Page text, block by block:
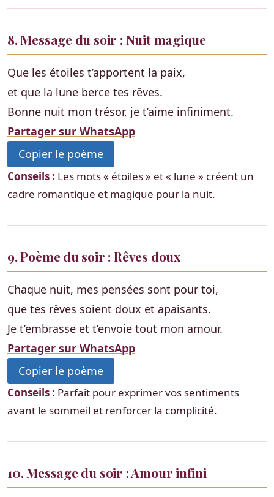
8. Message du soir : Nuit magique
Que les étoiles t’apportent la paix,
et que la lune berce tes rêves.
Bonne nuit mon trésor, je t’aime infiniment.
Partager sur WhatsApp
Copier le poème
Conseils : Les mots « étoiles » et « lune » créent un
cadre romantique et magique pour la nuit.
9. Poème du soir : Rêves doux
Chaque nuit, mes pensées sont pour toi,
que tes rêves soient doux et apaisants.
Je t’embrasse et t’envoie tout mon amour.
Partager sur WhatsApp
Copier le poème
Conseils : Parfait pour exprimer vos sentiments
avant le sommeil et renforcer la complicité.
10. Message du soir : Amour infini